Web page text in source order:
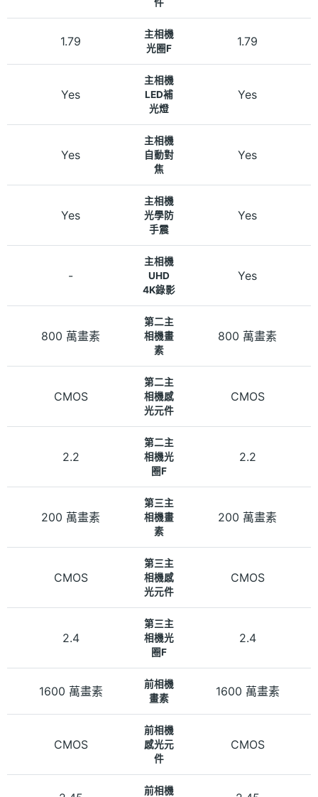
1.79
主相機
光圈F
1.79
Yes
主相機
LED補
光燈
Yes
Yes
主相機
自動對
焦
Yes
Yes
主相機
光學防
手震
Yes
-
主相機
UHD
4K錄影
Yes
800 萬畫素
第二主
相機畫
素
800 萬畫素
CMOS
第二主
相機感
光元件
CMOS
2.2
第二主
相機光
圈F
2.2
200 萬畫素
第三主
相機畫
素
200 萬畫素
CMOS
第三主
相機感
光元件
CMOS
2.4
第三主
相機光
圈F
2.4
1600 萬畫素
前相機
畫素
1600 萬畫素
CMOS
前相機
感光元
件
CMOS
前相機